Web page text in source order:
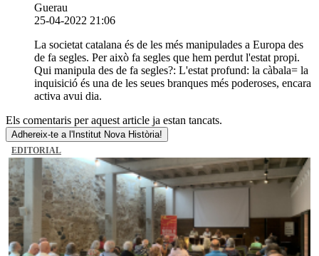
Guerau
25-04-2022 21:06
La societat catalana és de les més manipulades a Europa des
de fa segles. Per això fa segles que hem perdut l'estat propi.
Qui manipula des de fa segles?: L'estat profund: la càbala= la
inquisició és una de les seues branques més poderoses, encara
activa avui dia.
Els comentaris per aquest article ja estan tancats.
Adhereix-te a l'Institut Nova Història!
EDITORIAL